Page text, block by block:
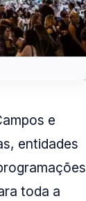
e
entidades
toda a